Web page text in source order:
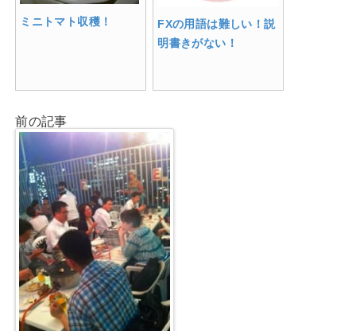
ミニトマト収穫！
FXの用語は難しい！説
明書きがない！
前の記事